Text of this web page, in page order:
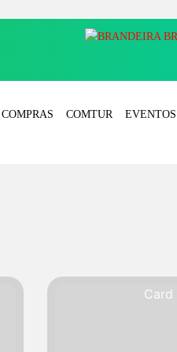
COMPRAS COMTUR EVENTOS